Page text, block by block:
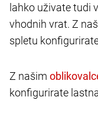
lahko uživate tudi
vhodnih vrat. Z
spletu
Z našim
konfigurirate